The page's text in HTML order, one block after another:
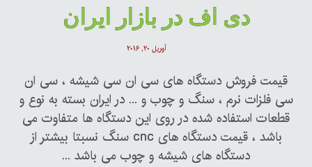
دی اف در بازار ایران
آوریل ۲۰, ۲۰۱۶
قیمت فروش دستگاه های سی ان سی شیشه ، سی ان
سی فلزات نرم ، سنگ و چوب و ... در ایران بسته به نوع و
قطعات استفاده شده در روی این دستگاه ها متفاوت می
باشد ، قیمت دستگاه های cnc سنگ نسبتا بیشتر از
دستگاه های شیشه و چوب می باشد ...